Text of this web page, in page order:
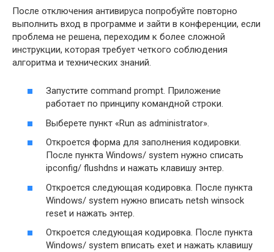
После отключения антивируса попробуйте повторно
выполнить вход в программе и зайти в конференции, если
проблема не решена, переходим к более сложной
инструкции, которая требует четкого соблюдения
алгоритма и технических знаний.
Запустите command prompt. Приложение
работает по принципу командной строки.
Выберете пункт «Run as administrator».
Откроется форма для заполнения кодировки.
После пункта Windows/ system нужно списать
ipconfig/ flushdns и нажать клавишу энтер.
Откроется следующая кодировка. После пункта
Windows/ system нужно вписать netsh winsock
reset и нажать энтер.
Откроется следующая кодировка. После пункта
Windows/ system вписать exet и нажать клавишу